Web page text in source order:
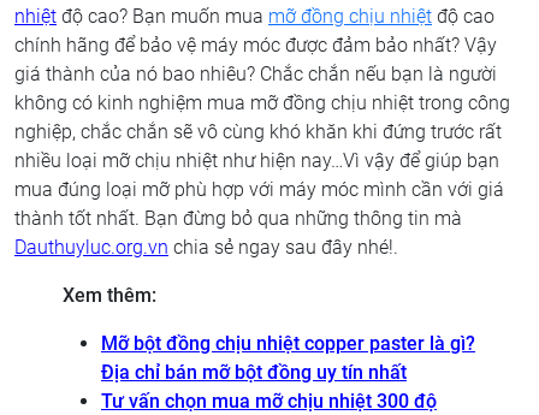
nhiệt độ cao? Bạn muốn mua mỡ đồng chịu nhiệt độ cao
chính hãng để bảo vệ máy móc được đảm bảo nhất? Vậy
giá thành của nó bao nhiêu? Chắc chắn nếu bạn là người
không có kinh nghiệm mua mỡ đồng chịu nhiệt trong công
nghiệp, chắc chắn sẽ vô cùng khó khăn khi đứng trước rất
nhiều loại mỡ chịu nhiệt như hiện nay…Vì vậy để giúp bạn
mua đúng loại mỡ phù hợp với máy móc mình cần với giá
thành tốt nhất. Bạn đừng bỏ qua những thông tin mà
Dauthuyluc.org.vn chia sẻ ngay sau đây nhé!.
Xem thêm:
Mỡ bột đồng chịu nhiệt copper paster là gì?
Địa chỉ bán mỡ bột đồng uy tín nhất
Tư vấn chọn mua mỡ chịu nhiệt 300 độ